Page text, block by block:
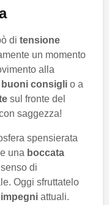
di tensione
un momento
alla
buoni consigli o a
sul fronte del
saggezza!
spensierata
una boccata
di
Oggi sfruttatelo
attuali.